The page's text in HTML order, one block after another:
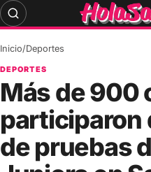
Skip
to
Inicio/Deportes
DEPORTES
Más de 900
participaron
de pruebas